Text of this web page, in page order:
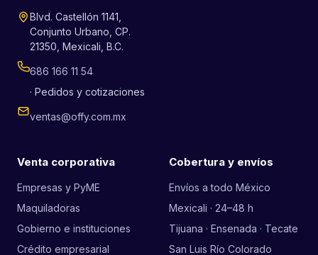
Blvd. Castellón 1141,
Conjunto Urbano, CP.
21350, Mexicali, B.C.
686 166 11 54
· Pedidos y cotizaciones
ventas@offy.com.mx
Venta corporativa
Empresas y PyME
Maquiladoras
Gobierno e instituciones
Crédito empresarial
Cobertura y envíos
Envíos a todo México
Mexicali · 24–48 h
Tijuana · Ensenada · Tecate
San Luis Río Colorado